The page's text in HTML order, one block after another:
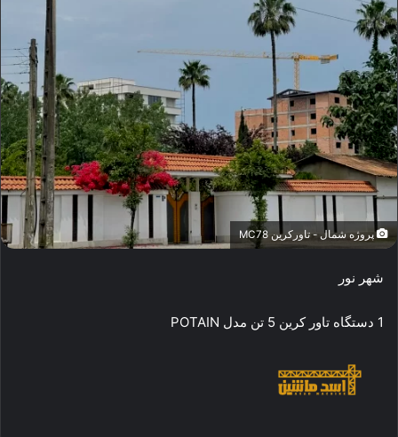
پروژه شمال - تاورکرین MC78
شهر نور
1 دستگاه تاور کرین 5 تن مدل POTAIN